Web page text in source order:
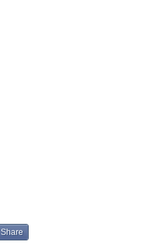
Share